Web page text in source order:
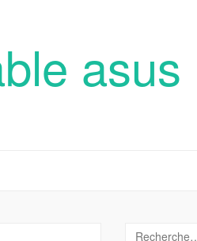
asus